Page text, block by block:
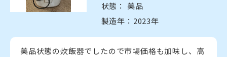
状態： 美品
製造年：2023年
美品状態の炊飯器でしたので市場価格も加味し、高